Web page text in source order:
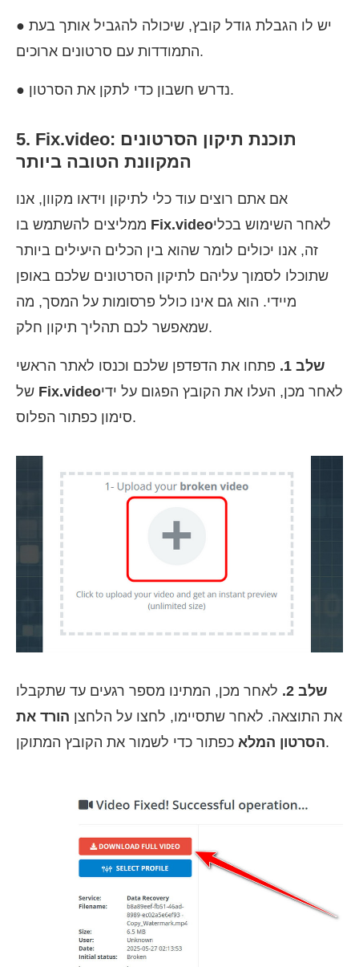
● יש לו הגבלת גודל קובץ, שיכולה להגביל אותך בעת
התמודדות עם סרטונים ארוכים.
● נדרש חשבון כדי לתקן את הסרטון.
5. Fix.video: תוכנת תיקון הסרטונים
המקוונת הטובה ביותר
אם אתם רוצים עוד כלי לתיקון וידאו מקוון, אנו
Fix.videoלאחר השימוש בכלי
זה, אנו יכולים לומר שהוא בין הכלים היעילים ביותר
שתוכלו לסמוך עליהם לתיקון הסרטונים שלכם באופן
מיידי. הוא גם אינו כולל פרסומות על המסך, מה
שמאפשר לכם תהליך תיקון חלק.
שלב 1.
פתחו את הדפדפן שלכם וכנסו לאתר הראשי
Fix.videoלאחר מכן, העלו את הקובץ הפגום על ידי
סימון כפתור הפלוס.
שלב 2.
לאחר מכן, המתינו מספר רגעים עד שתקבלו
את התוצאה. לאחר שתסיימו, לחצו על הלחצן הורד את
הסרטון המלאכפתור כדי לשמור את הקובץ המתוקן.